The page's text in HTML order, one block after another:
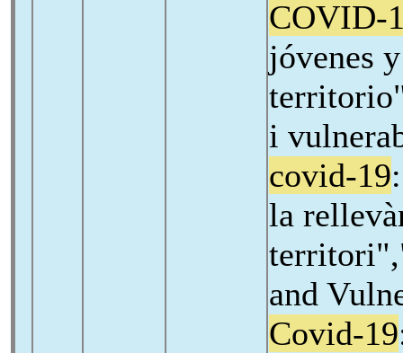
COVID-
jóvenes
i
covid-19
la
and
Covid-19